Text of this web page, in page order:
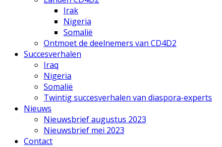
Irak
Nigeria
Somalië
Ontmoet de deelnemers van CD4D2
Succesverhalen
Iraq
Nigeria
Somalië
Twintig succesverhalen van diaspora-experts
Nieuws
Nieuwsbrief augustus 2023
Nieuwsbrief mei 2023
Contact